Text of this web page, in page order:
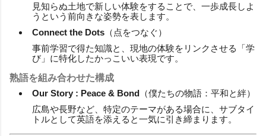
見知らぬ土地で新しい体験をすることで、一歩成長しよ
うという前向きな姿勢を表します。
Connect the Dots （点をつなぐ）
事前学習で得た知識と、現地の体験をリンクさせる「学
び」に特化したかっこいい表現です。
熟語を組み合わせた構成
Our Story : Peace & Bond （僕たちの物語：平和と絆）
広島や長野など、特定のテーマがある場合に、サブタイ
トルとして英語を添えると一気に引き締まります。